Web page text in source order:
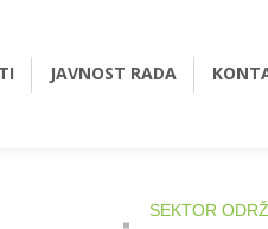
JAVNOST RADA
SEKTOR